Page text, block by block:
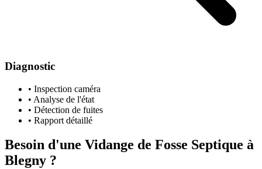
Diagnostic
• Inspection caméra
• Analyse de l'état
• Détection de fuites
• Rapport détaillé
Besoin d'une Vidange de Fosse Septique à
Blegny ?